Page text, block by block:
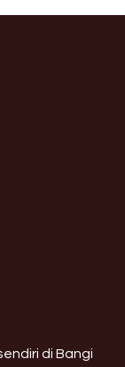
di Bangi